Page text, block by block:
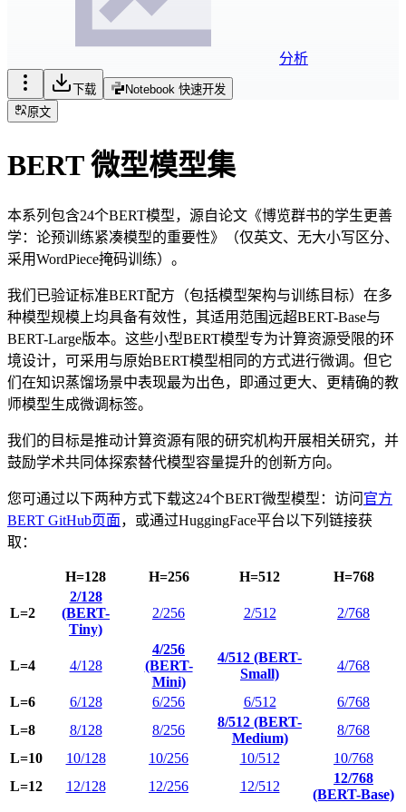
分析
下载
Notebook 快速开发
原文
BERT 微型模型集
本系列包含24个BERT模型，源自论文《博览群书的学生更善
学：论预训练紧凑模型的重要性》（仅英文、无大小写区分、
采用WordPiece掩码训练）。
我们已验证标准BERT配方（包括模型架构与训练目标）在多
种模型规模上均具备有效性，其适用范围远超BERT-Base与
BERT-Large版本。这些小型BERT模型专为计算资源受限的环
境设计，可采用与原始BERT模型相同的方式进行微调。但它
们在知识蒸馏场景中表现最为出色，即通过更大、更精确的教
师模型生成微调标签。
我们的目标是推动计算资源有限的研究机构开展相关研究，并
鼓励学术共同体探索替代模型容量提升的创新方向。
您可通过以下两种方式下载这24个BERT微型模型：访问 官方
BERT GitHub页面，或通过HuggingFace平台以下列链接获
取：
H=128 H=256 H=512 H=768
L=2
2/128
(BERT-
Tiny)
2/256 2/512 2/768
L=4 4/128
4/256
(BERT-
Mini)
4/512 (BERT-
Small)
4/768
L=6 6/128 6/256 6/512
6/768
L=8
8/128 8/256
8/512 (BERT-
Medium)
8/768
L=10
10/128 10/256 10/512
10/768
L=12
12/128 12/256 12/512
12/768
(BERT-Base)